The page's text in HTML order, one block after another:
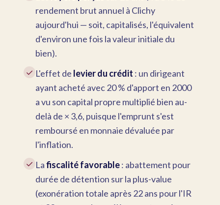
rendement brut annuel à Clichy
aujourd'hui — soit, capitalisés, l'équivalent
d'environ une fois la valeur initiale du
bien).
✓ L'effet de levier du crédit : un dirigeant
ayant acheté avec 20 % d'apport en 2000
a vu son capital propre multiplié bien au-
delà de × 3,6, puisque l'emprunt s'est
remboursé en monnaie dévaluée par
l'inflation.
✓ Lafiscalité favorable: abattement pour
durée de détention sur la plus-value
(exonération totale après 22 ans pour l'IR